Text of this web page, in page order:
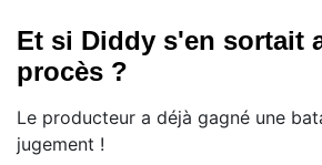
Et si Diddy s'en sortait
procès ?
Le producteur a déjà gagné une
jugement !